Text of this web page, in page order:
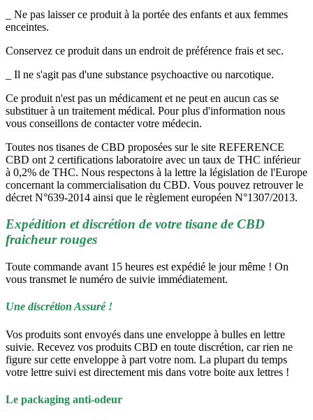
_ Ne pas laisser ce produit à la portée des enfants et aux femmes
enceintes.
Conservez ce produit dans un endroit de préférence frais et sec.
_ Il ne s'agit pas d'une substance psychoactive ou narcotique.
Ce produit n'est pas un médicament et ne peut en aucun cas se
substituer à un traitement médical. Pour plus d'information nous
vous conseillons de contacter votre médecin.
Toutes nos tisanes de CBD proposées sur le site REFERENCE
CBD ont 2 certifications laboratoire avec un taux de THC inférieur
à 0,2% de THC. Nous respectons à la lettre la législation de l'Europe
concernant la commercialisation du CBD. Vous pouvez retrouver le
décret N°639-2014 ainsi que le règlement européen N°1307/2013.
Expédition et discrétion de votre tisane de CBD
fraicheur rouges
Toute commande avant 15 heures est expédié le jour même ! On
vous transmet le numéro de suivie immédiatement.
Une discrétion Assuré !
Vos produits sont envoyés dans une enveloppe à bulles en lettre
suivie. Recevez vos produits CBD en toute discrétion, car rien ne
figure sur cette enveloppe à part votre nom. La plupart du temps
votre lettre suivi est directement mis dans votre boite aux lettres !
Le packaging anti-odeur